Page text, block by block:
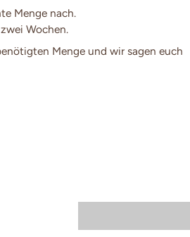
Menge nach.
Wochen.
Menge und wir sagen euch